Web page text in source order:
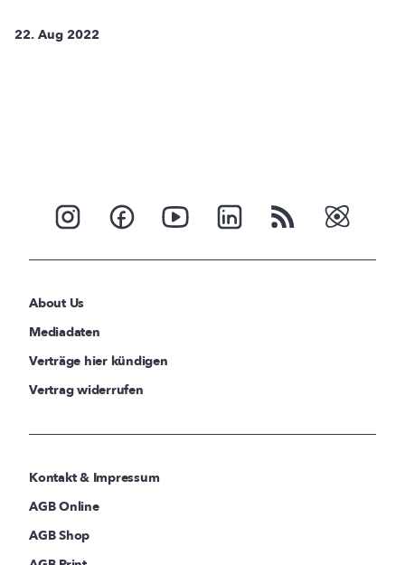
22. Aug 2022
About Us
Mediadaten
Verträge hier kündigen
Vertrag widerrufen
Kontakt & Impressum
AGB Online
AGB Shop